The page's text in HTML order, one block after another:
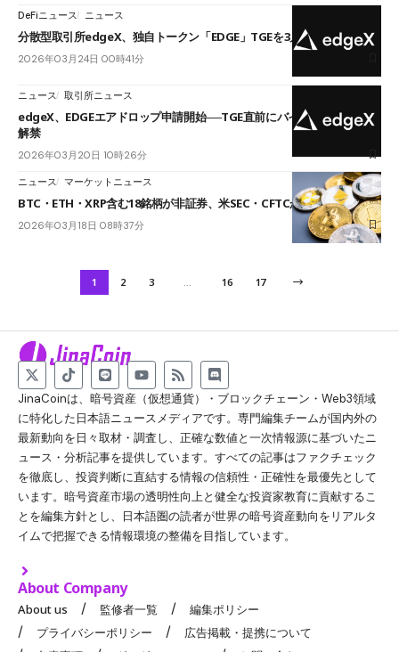
DeFiニュース ニュース
分散型取引所edgeX、独自トークン「EDGE」TGEを3月31日に実施へ
2026年03月24日 00時41分
ニュース 取引所ニュース
edgeX、EDGEエアドロップ申請開始──TGE直前にバイナンスでも先物
解禁
2026年03月20日 10時26分
ニュース マーケットニュース
BTC・ETH・XRP含む18銘柄が非証券、米SEC・CFTCが公式認定
2026年03月18日 08時37分
1 2 3 16 17
JinaCoinは、暗号資産（仮想通貨）・ブロックチェーン・Web3領域
に特化した日本語ニュースメディアです。専門編集チームが国内外の
最新動向を日々取材・調査し、正確な数値と一次情報源に基づいたニ
ュース・分析記事を提供しています。すべての記事はファクチェック
を徹底し、投資判断に直結する情報の信頼性・正確性を最優先として
います。暗号資産市場の透明性向上と健全な投資家教育に貢献するこ
とを編集方針とし、日本語圏の読者が世界の暗号資産動向をリアルタ
イムで把握できる情報環境の整備を目指しています。
About Company
About us 監修者一覧
編集ポリシー
プライバシーポリシー
広告掲載・提携について